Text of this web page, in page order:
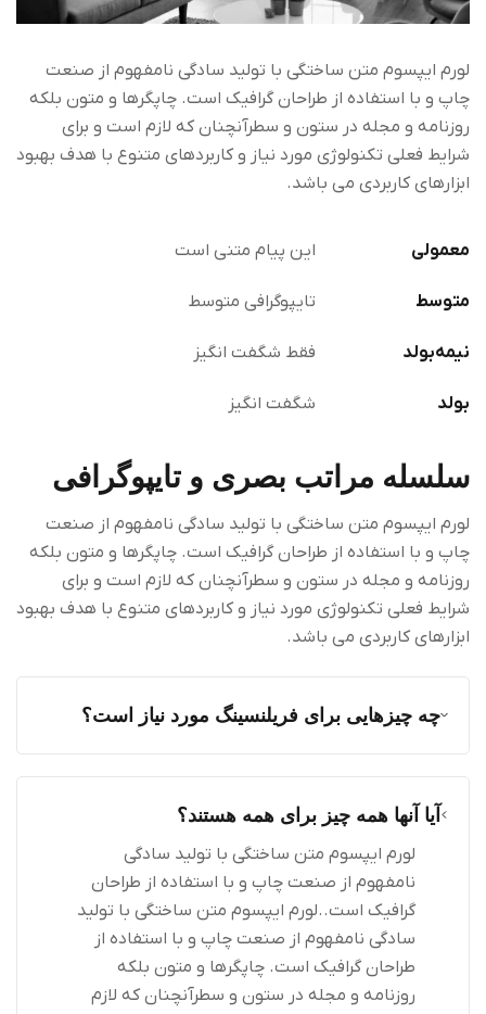
لورم ایپسوم متن ساختگی با تولید سادگی نامفهوم از صنعت
چاپ و با استفاده از طراحان گرافیک است. چاپگرها و متون بلکه
روزنامه و مجله در ستون و سطرآنچنان که لازم است و برای
شرایط فعلی تکنولوژی مورد نیاز و کاربردهای متنوع با هدف بهبود
ابزارهای کاربردی می باشد.
معمولی این پیام متنی است
متوسط تایپوگرافی متوسط
نیمه‌بولد فقط شگفت انگیز
بولد شگفت انگیز
سلسله مراتب بصری و تایپوگرافی
لورم ایپسوم متن ساختگی با تولید سادگی نامفهوم از صنعت
چاپ و با استفاده از طراحان گرافیک است. چاپگرها و متون بلکه
روزنامه و مجله در ستون و سطرآنچنان که لازم است و برای
شرایط فعلی تکنولوژی مورد نیاز و کاربردهای متنوع با هدف بهبود
ابزارهای کاربردی می باشد.
چه چیزهایی برای فریلنسینگ مورد نیاز است؟
آیا آنها همه چیز برای همه هستند؟
لورم ایپسوم متن ساختگی با تولید سادگی
نامفهوم از صنعت چاپ و با استفاده از طراحان
گرافیک است..لورم ایپسوم متن ساختگی با تولید
سادگی نامفهوم از صنعت چاپ و با استفاده از
طراحان گرافیک است. چاپگرها و متون بلکه
روزنامه و مجله در ستون و سطرآنچنان که لازم